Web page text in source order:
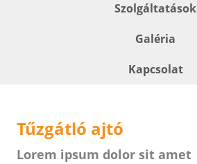
Szolgáltatások
Galéria
Kapcsolat
Tűzgátló ajtó
Lorem ipsum dolor sit amet